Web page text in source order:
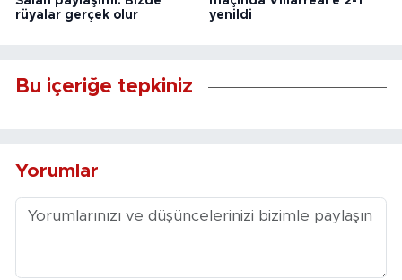
rüyalar gerçek olur
yenildi
Bu içeriğe tepkiniz
Yorumlar